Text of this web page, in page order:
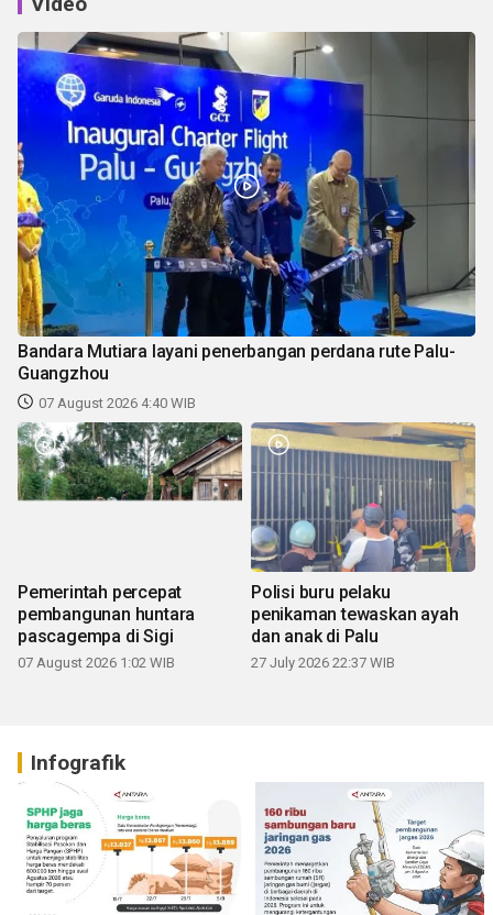
Bandara Mutiara layani penerbangan perdana rute Palu-
Guangzhou
07 August 2026 4:40 WIB
Pemerintah percepat
pembangunan huntara
pascagempa di Sigi
07 August 2026 1:02 WIB
Polisi buru pelaku
penikaman tewaskan ayah
dan anak di Palu
27 July 2026 22:37 WIB
Infografik